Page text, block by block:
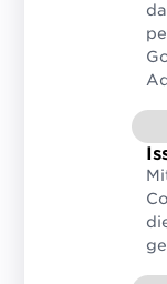
dass ihre
ihren Weg
nicht